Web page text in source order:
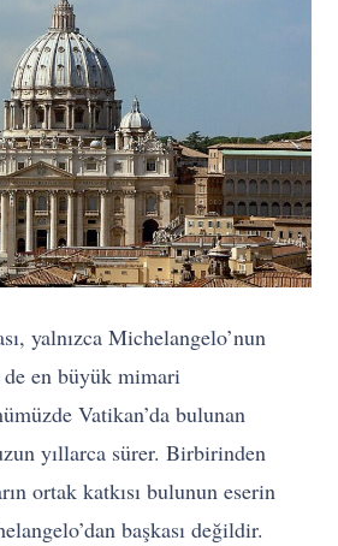
yalnızca Michelangelo’nun
en büyük mimari
Vatikan’da bulunan
yıllarca sürer. Birbirinden
ortak katkısı bulunun eserin
başkası değildir.